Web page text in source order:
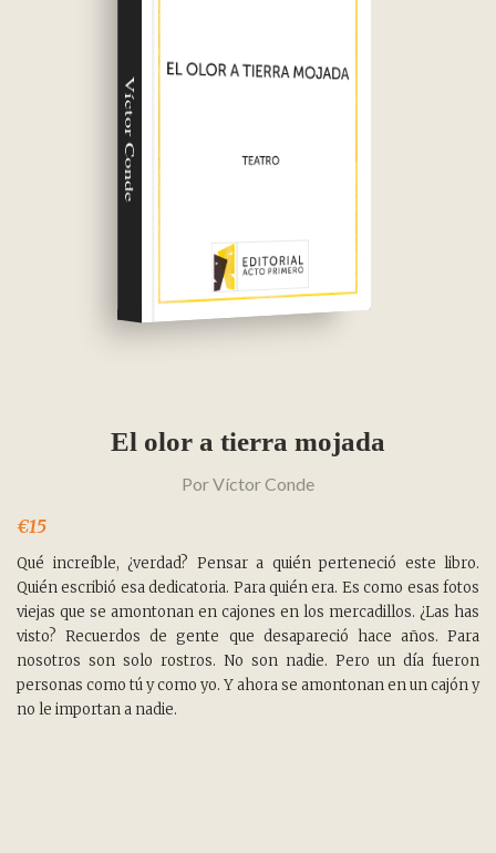
Víctor Conde
El olor a tierra mojada
PorVíctor Conde
€15
Qué increíble, ¿verdad? Pensar a quién perteneció este libro.
Quién escribió esa dedicatoria. Para quién era. Es como esas fotos
viejas que se amontonan en cajones en los mercadillos. ¿Las has
visto? Recuerdos de gente que desapareció hace años. Para
nosotros son solo rostros. No son nadie. Pero un día fueron
personas como tú y como yo. Y ahora se amontonan en un cajón y
no le importan a nadie.